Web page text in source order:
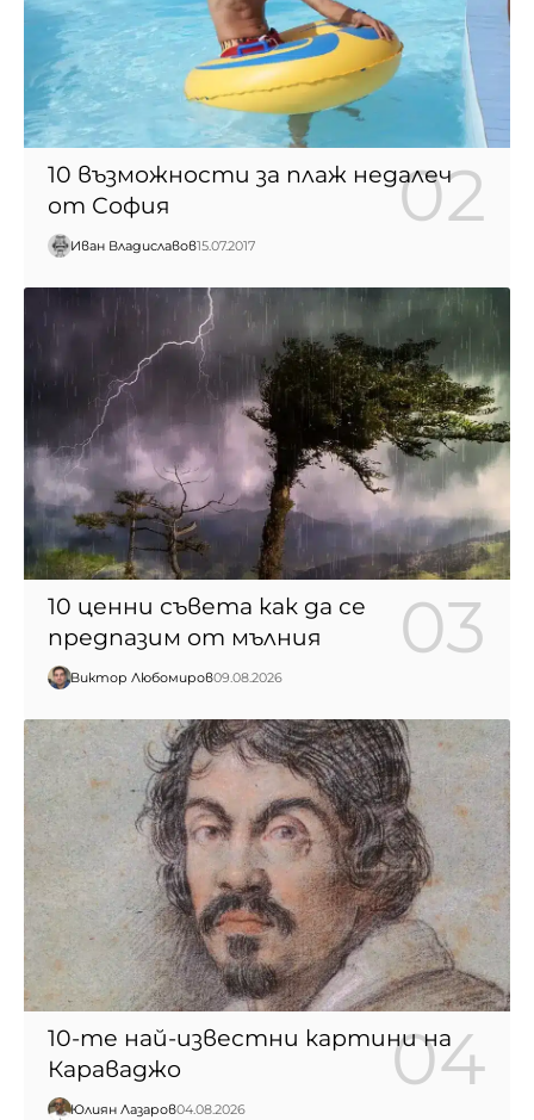
10 възможности за плаж недалеч
от София
Иван Владиславов15.07.2017
10 ценни съвета как да се
предпазим от мълния
Виктор Любомиров09.08.2026
10-те най-известни картини на
Караваджо
Юлиян Лазаров04.08.2026